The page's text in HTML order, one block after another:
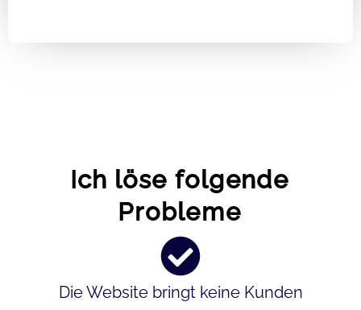
Ich löse folgende
Probleme
Die Website bringt keine Kunden